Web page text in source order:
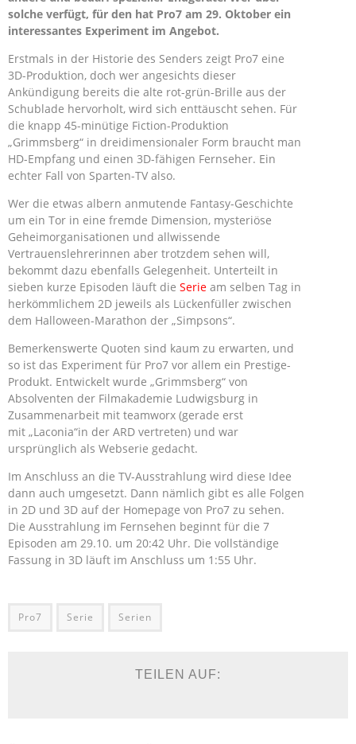
solche verfügt, für den hat Pro7 am 29. Oktober ein
interessantes Experiment im Angebot.
Erstmals in der Historie des Senders zeigt Pro7 eine
3D-Produktion, doch wer angesichts dieser
Ankündigung bereits die alte rot-grün-Brille aus der
Schublade hervorholt, wird sich enttäuscht sehen. Für
die knapp 45-minütige Fiction-Produktion
„Grimmsberg“ in dreidimensionaler Form braucht man
HD-Empfang und einen 3D-fähigen Fernseher. Ein
echter Fall von Sparten-TV also.
Wer die etwas albern anmutende Fantasy-Geschichte
um ein Tor in eine fremde Dimension, mysteriöse
Geheimorganisationen und allwissende
Vertrauenslehrerinnen aber trotzdem sehen will,
bekommt dazu ebenfalls Gelegenheit. Unterteilt in
sieben kurze Episoden läuft die Serie am selben Tag in
herkömmlichem 2D jeweils als Lückenfüller zwischen
dem Halloween-Marathon der „Simpsons“.
Bemerkenswerte Quoten sind kaum zu erwarten, und
so ist das Experiment für Pro7 vor allem ein Prestige-
Produkt. Entwickelt wurde „Grimmsberg“ von
Absolventen der Filmakademie Ludwigsburg in
Zusammenarbeit mit teamworx (gerade erst
mit „Laconia“in der ARD vertreten) und war
ursprünglich als Webserie gedacht.
Im Anschluss an die TV-Ausstrahlung wird diese Idee
dann auch umgesetzt. Dann nämlich gibt es alle Folgen
in 2D und 3D auf der Homepage von Pro7 zu sehen.
Die Ausstrahlung im Fernsehen beginnt für die 7
Episoden am 29.10. um 20:42 Uhr. Die vollständige
Fassung in 3D läuft im Anschluss um 1:55 Uhr.
Pro7 Serie Serien
TEILEN AUF: